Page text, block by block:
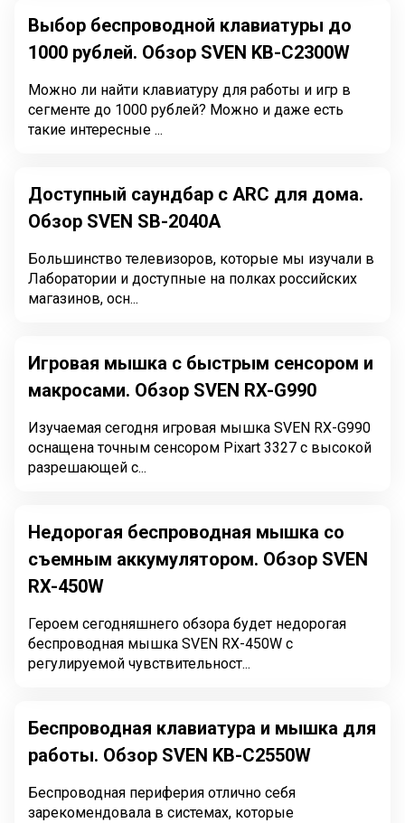
Выбор беспроводной клавиатуры до
1000 рублей. Обзор SVEN KB-C2300W
Можно ли найти клавиатуру для работы и игр в
сегменте до 1000 рублей? Можно и даже есть
такие интересные ...
Доступный саундбар с ARC для дома.
Обзор SVEN SB-2040A
Большинство телевизоров, которые мы изучали в
Лаборатории и доступные на полках российских
магазинов, осн...
Игровая мышка с быстрым сенсором и
макросами. Обзор SVEN RX-G990
Изучаемая сегодня игровая мышка SVEN RX-G990
оснащена точным сенсором Pixart 3327 с высокой
разрешающей с...
Недорогая беспроводная мышка со
съемным аккумулятором. Обзор SVEN
RX-450W
Героем сегодняшнего обзора будет недорогая
беспроводная мышка SVEN RX-450W с
регулируемой чувствительност...
Беспроводная клавиатура и мышка для
работы. Обзор SVEN KB-C2550W
Беспроводная периферия отлично себя
зарекомендовала в системах, которые